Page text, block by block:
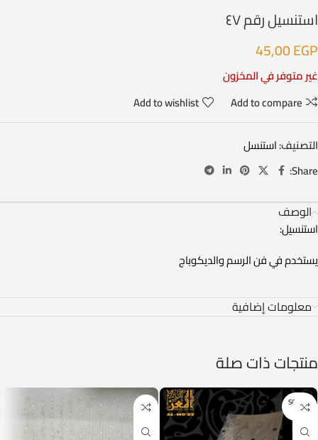
استنسيل رقم ٤٧
45,00EGP
غير متوفر في المخزون
Add to compare
Add to wishlist
التصنيف:استنسل
Share:
الوصف
استنسيل:
يستخدم في فن الرسم والديكوباج
معلومات إضافية
منتجات ذات صلة
SOLD O
UT